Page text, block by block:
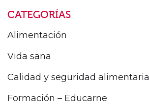
CATEGORÍAS
Alimentación
Vida sana
Calidad y seguridad alimentaria
Formación – Educarne